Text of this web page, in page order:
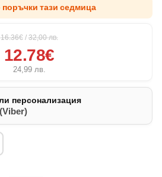
поръчки тази седмица
16.36€ / 32,00лв.
12.78€
24,99 лв.
персонализация